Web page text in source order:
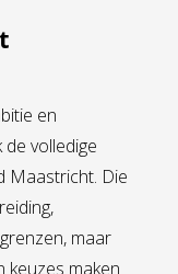
en
volledige
Maastricht. Die
maar
keuzes maken